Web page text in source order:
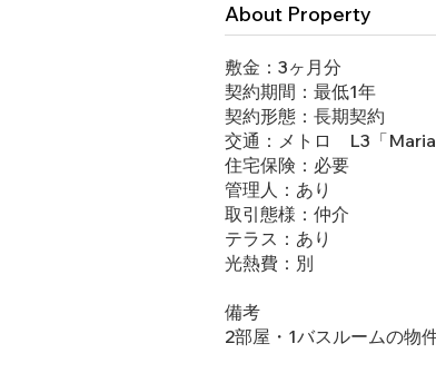
About Property
敷金：3ヶ月分
契約期間：最低1年
契約形態：長期契約
交通：メトロ L3「Maria
住宅保険：必要
管理人：あり
取引態様：仲介
テラス：あり
光熱費：別
備考
2部屋・1バスルームの物件